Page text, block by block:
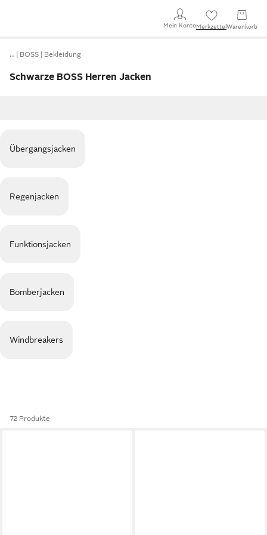
Mein KontoMerkzettel Warenkorb
… BOSS Bekleidung
Schwarze BOSS Herren Jacken
Übergangsjacken
Regenjacken
Funktionsjacken
Bomberjacken
Windbreakers
72 Produkte